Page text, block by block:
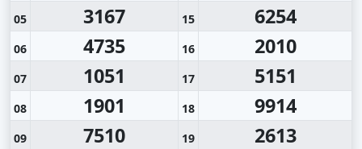
05 3167 15 6254
06 4735 16 2010
07 1051 17 5151
08 1901 18 9914
09 7510 19 2613